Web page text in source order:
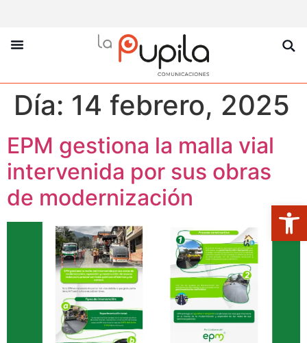
Día: 14 febrero, 2025
EPM gestiona la malla vial
intervenida por sus obras
de modernización
Abrir